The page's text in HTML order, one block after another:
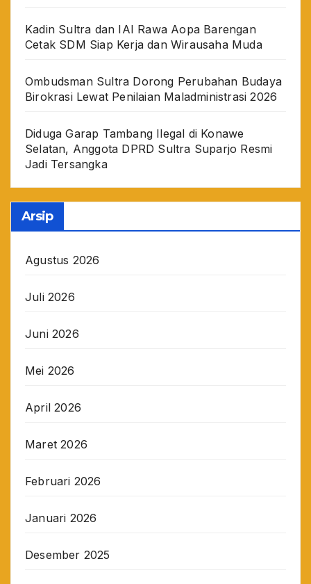
Kadin Sultra dan IAI Rawa Aopa Barengan
Cetak SDM Siap Kerja dan Wirausaha Muda
Ombudsman Sultra Dorong Perubahan Budaya
Birokrasi Lewat Penilaian Maladministrasi 2026
Diduga Garap Tambang Ilegal di Konawe
Selatan, Anggota DPRD Sultra Suparjo Resmi
Jadi Tersangka
Arsip
Agustus 2026
Juli 2026
Juni 2026
Mei 2026
April 2026
Maret 2026
Februari 2026
Januari 2026
Desember 2025